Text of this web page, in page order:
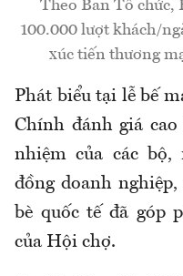
Theo Ban Tổ
100.000 lượt khách/
xúc tiến thương
Phát biểu tại lễ bế
Chính đánh giá
nhiệm của các bộ,
đồng doanh
bè quốc tế đã góp
của Hội chợ.